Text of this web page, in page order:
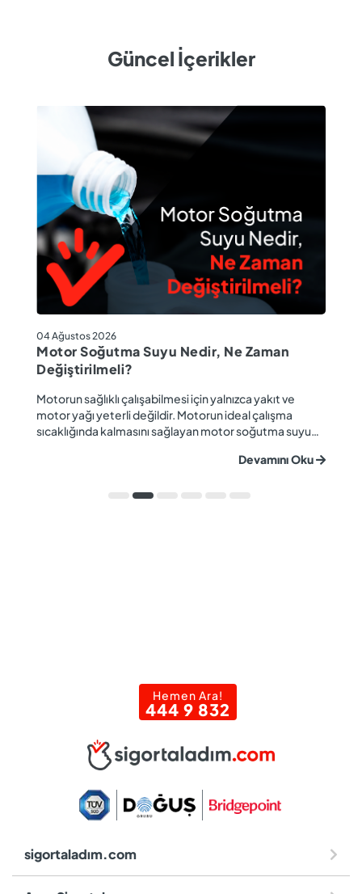
Güncel İçerikler
04 Ağustos 2026
Motor Soğutma Suyu Nedir, Ne Zaman
Değiştirilmeli?
Motorun sağlıklı çalışabilmesi için yalnızca yakıt ve
motor yağı yeterli değildir. Motorun ideal çalışma
sıcaklığında kalmasını sağlayan motor soğutma suyu
önem taşır. Düzenli olarak kontrol edilmeyen veya
korozyon, motor arızaları ve yüksek onarım ma...
Devamını Oku
Hemen Ara!
444 9 832
sigortaladım.com